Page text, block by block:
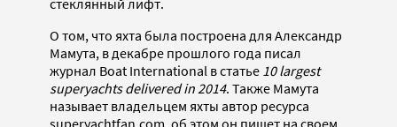
стеклянный лифт.
О том, что яхта была построена для Александр
Мамута, в декабре прошлого года писал
журнал Boat International в статье 10 largest
superyachts delivered in 2014. Также Мамута
называет владельцем яхты автор ресурса